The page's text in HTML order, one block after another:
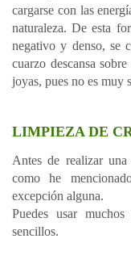
cargarse con las
naturaleza. De esta
negativo y denso, se
cuarzo descansa
joyas, pues no es muy
LIMPIEZA DE
Antes de realizar
como he
excepción alguna.
Puedes usar
sencillos.